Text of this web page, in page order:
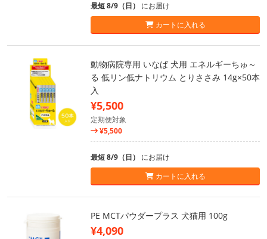
最短 8/9（日） にお届け
カートに入れる
動物病院専用 いなば 犬用 エネルギーちゅ～
る 低リン低ナトリウム とりささみ 14g×50本
入
¥5,500
定期便対象
¥5,500
最短 8/9（日） にお届け
カートに入れる
PE MCTパウダープラス 犬猫用 100g
¥4,090